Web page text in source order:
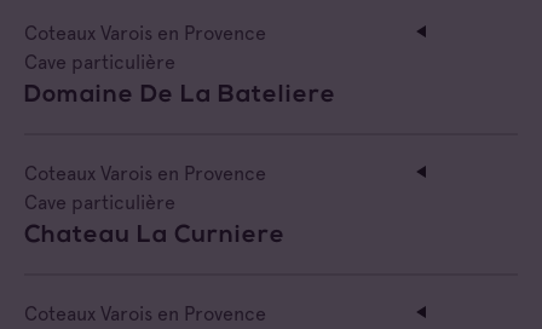
Coteaux Varois en Provence
Cave particulière
Domaine De La Bateliere
Coteaux Varois en Provence
Cave particulière
Chateau La Curniere
Coteaux Varois en Provence